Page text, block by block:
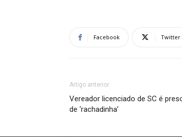
Facebook Twitter
Artigo anterior
Vereador licenciado de SC é
de ‘rachadinha’